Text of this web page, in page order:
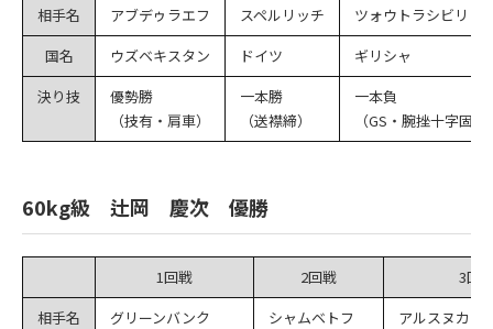
相手名
アブデゥラエフ スペルリッチ
ツォウトラシビリ
国名
ウズベキスタン ドイツ
ギリシャ
決り技
優勢勝
（技有・肩車）
一本勝
（送襟締）
一本負
（GS・腕挫十字固）
60kg級 辻岡 慶次 優勝
1回戦 2回戦
3回
相手名
グリーンバンク シャムベトフ
アルスヌカエ